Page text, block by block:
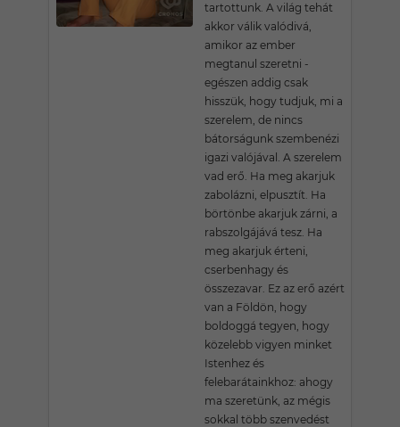
tartottunk. A világ tehát
akkor válik valódivá,
amikor az ember
megtanul szeretni -
egészen addig csak
hisszük, hogy tudjuk, mi a
szerelem, de nincs
bátorságunk szembenézi
igazi valójával. A szerelem
vad erő. Ha meg akarjuk
zabolázni, elpusztít. Ha
börtönbe akarjuk zárni, a
rabszolgájává tesz. Ha
meg akarjuk érteni,
cserbenhagy és
összezavar. Ez az erő azért
van a Földön, hogy
boldoggá tegyen, hogy
közelebb vigyen minket
Istenhez és
felebarátainkhoz: ahogy
ma szeretünk, az mégis
sokkal több szenvedést